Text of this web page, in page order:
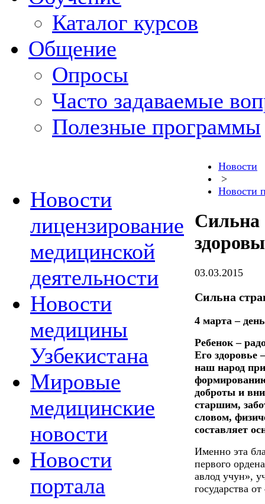
Каталог курсов
Общение
Опросы
Часто задаваемые
Полезные программы
Новости
лицензирование
медицинской
деятельности
Новости
медицины
Узбекистана
Мировые
медицинские
новости
Новости
портала
Новости
>
Новости
Сильна
здоровы
03.03.2015
Сильна
4 марта –
Ребенок –
Его здоровье
наш народ
доброты и
старшим,
словом,
составляет
Именно эта
первого
авлод учун»,
государства